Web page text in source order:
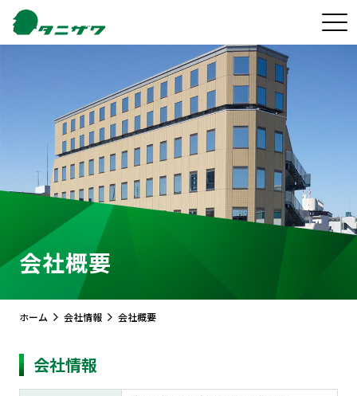
会社概要
ホーム 会社情報 会社概要
会社情報